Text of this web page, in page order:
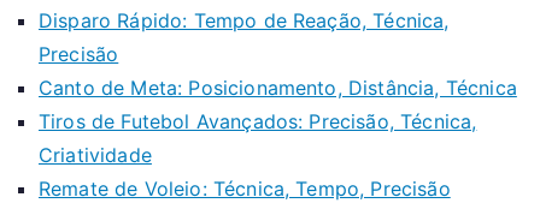
Disparo Rápido: Tempo de Reação, Técnica,
Precisão
Canto de Meta: Posicionamento, Distância, Técnica
Tiros de Futebol Avançados: Precisão, Técnica,
Criatividade
Remate de Voleio: Técnica, Tempo, Precisão